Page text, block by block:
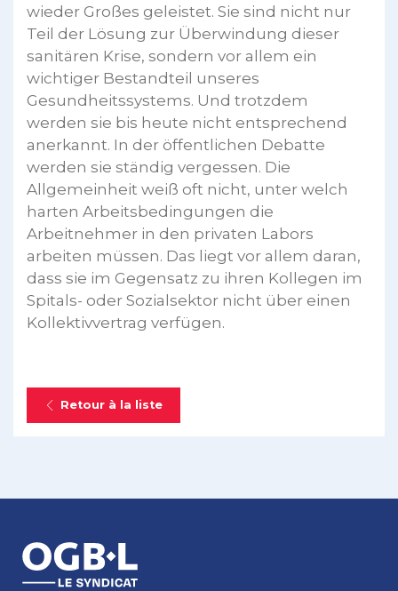
wieder Großes geleistet. Sie sind nicht nur
Teil der Lösung zur Überwindung dieser
sanitären Krise, sondern vor allem ein
wichtiger Bestandteil unseres
Gesundheitssystems. Und trotzdem
werden sie bis heute nicht entsprechend
anerkannt. In der öffentlichen Debatte
werden sie ständig vergessen. Die
Allgemeinheit weiß oft nicht, unter welch
harten Arbeitsbedingungen die
Arbeitnehmer in den privaten Labors
arbeiten müssen. Das liegt vor allem daran,
dass sie im Gegensatz zu ihren Kollegen im
Spitals- oder Sozialsektor nicht über einen
Kollektivvertrag verfügen.
Retour à la liste